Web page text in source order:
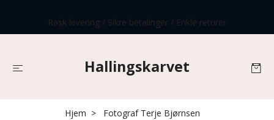
Rask levering / Sikre betalinger / Enkle returer
Hallingskarvet
Hjem
Fotograf Terje Bjørnsen